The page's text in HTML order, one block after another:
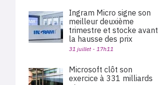
Ingram Micro signe son
meilleur deuxième
trimestre et stocke avant
la hausse des prix
31 juillet - 17h11
Microsoft clôt son
exercice à 331 milliards